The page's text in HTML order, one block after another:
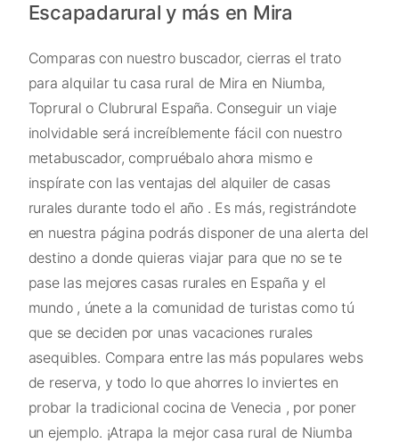
Escapadarural y más en Mira
Comparas con nuestro buscador, cierras el trato
para alquilar tu casa rural de Mira en Niumba,
Toprural o Clubrural España. Conseguir un viaje
inolvidable será increíblemente fácil con nuestro
metabuscador, compruébalo ahora mismo e
inspírate con las ventajas del alquiler de casas
rurales durante todo el año . Es más, registrándote
en nuestra página podrás disponer de una alerta del
destino a donde quieras viajar para que no se te
pase las mejores casas rurales en España y el
mundo , únete a la comunidad de turistas como tú
que se deciden por unas vacaciones rurales
asequibles. Compara entre las más populares webs
de reserva, y todo lo que ahorres lo inviertes en
probar la tradicional cocina de Venecia , por poner
un ejemplo. ¡Atrapa la mejor casa rural de Niumba